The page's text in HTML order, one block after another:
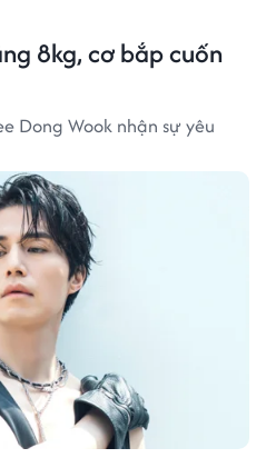
8kg, cơ bắp cuốn
Dong Wook nhận sự yêu